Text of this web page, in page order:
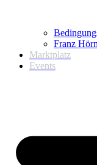
Franz
Marktplatz
Events